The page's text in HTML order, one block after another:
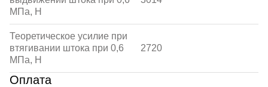
МПа, Н
Теоретическое усилие при
втягивании штока при 0,6
МПа, Н
2720
Оплата